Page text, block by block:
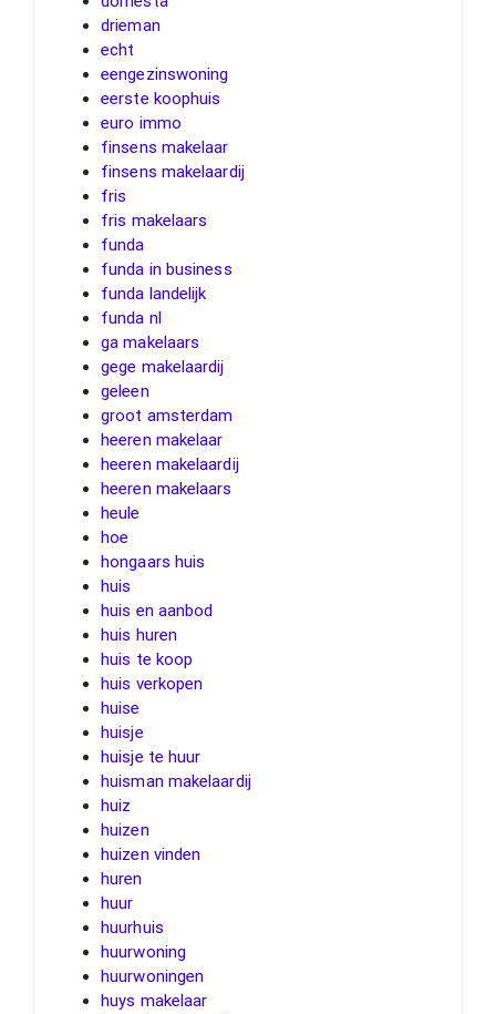
drieman
echt
eengezinswoning
eerste koophuis
euro immo
finsens makelaar
finsens makelaardij
fris
fris makelaars
funda
funda in business
funda landelijk
funda nl
ga makelaars
gege makelaardij
geleen
groot amsterdam
heeren makelaar
heeren makelaardij
heeren makelaars
heule
hoe
hongaars huis
huis
huis en aanbod
huis huren
huis te koop
huis verkopen
huise
huisje
huisje te huur
huisman makelaardij
huiz
huizen
huizen vinden
huren
huur
huurhuis
huurwoning
huurwoningen
huys makelaar